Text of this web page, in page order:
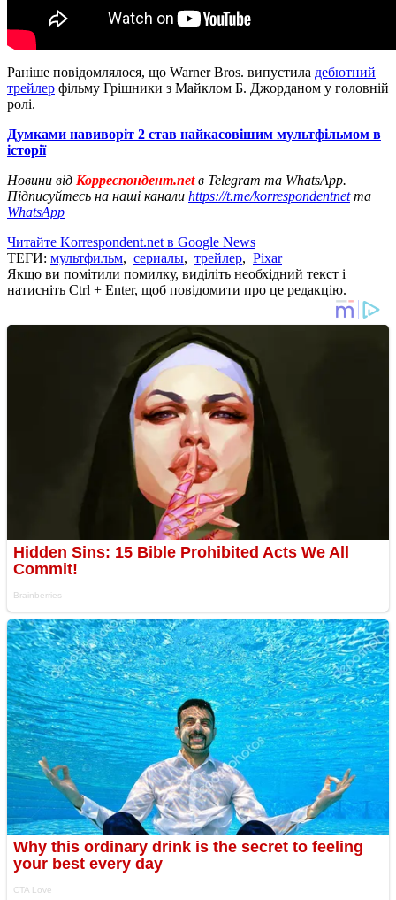
Раніше повідомлялося, що Warner Bros. випустила дебютний
трейлер фільму Грішники з Майклом Б. Джорданом у головній
ролі.
Думками навиворіт 2 став найкасовішим мультфільмом в
історії
Новини від Корреспондент.netв Telegram та WhatsApp.
Підписуйтесь на наші канали https://t.me/korrespondentnetта
WhatsApp
Читайте Korrespondent.net в Google News
ТЕГИ: мультфильм, сериалы, трейлер, Pixar
Якщо ви помітили помилку, виділіть необхідний текст і
натисніть Ctrl + Enter, щоб повідомити про це редакцію.